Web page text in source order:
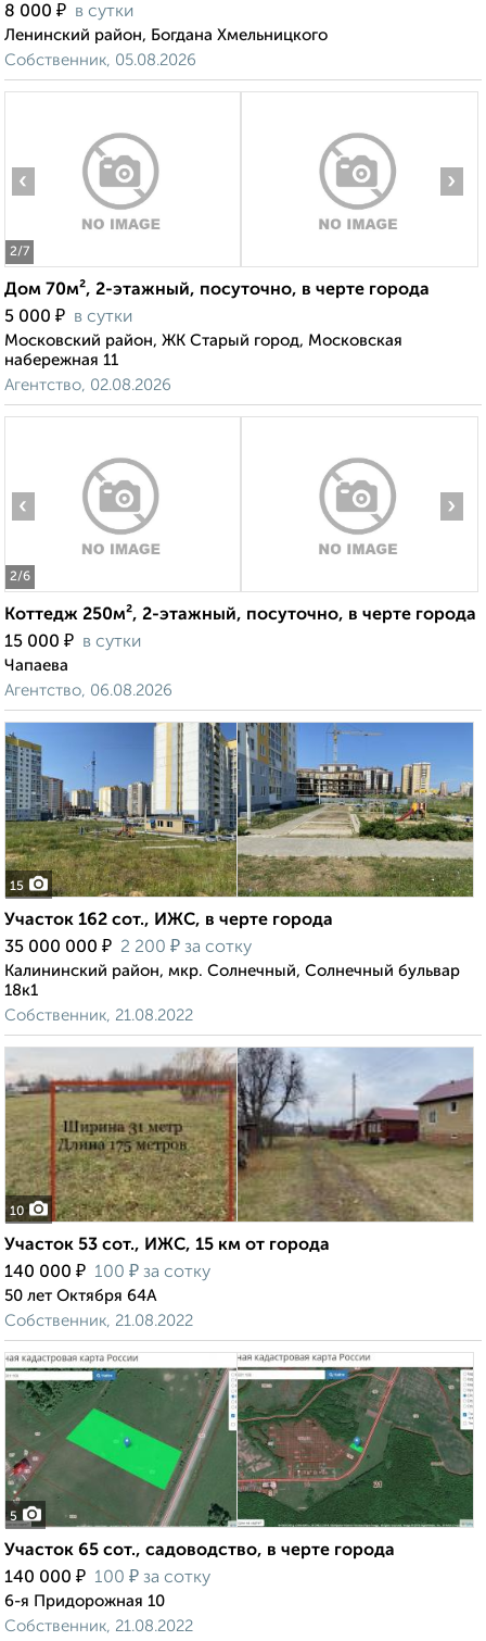
8 000 ₽ в сутки
Ленинский район, Богдана Хмельницкого
Собственник, 05.08.2026
2/7
‹ ›
Дом 70м², 2-этажный, посуточно, в черте города
5 000 ₽ в сутки
Московский район, ЖК Старый город, Московская
набережная 11
Агентство, 02.08.2026
2/6
‹ ›
Коттедж 250м², 2-этажный, посуточно, в черте города
15 000 ₽ в сутки
Чапаева
Агентство, 06.08.2026
15
Участок 162 сот., ИЖС, в черте города
35 000 000 ₽ 2 200 ₽ за сотку
Калининский район, мкр. Солнечный, Солнечный бульвар
18к1
Собственник, 21.08.2022
10
Участок 53 сот., ИЖС, 15 км от города
140 000 ₽ 100 ₽ за сотку
50 лет Октября 64А
Собственник, 21.08.2022
5
Участок 65 сот., садоводство, в черте города
140 000 ₽ 100 ₽ за сотку
6-я Придорожная 10
Собственник, 21.08.2022